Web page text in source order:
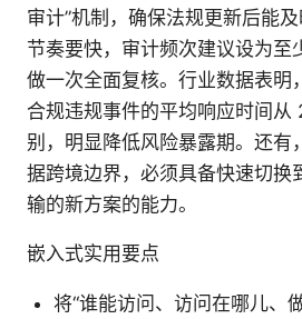
审计”机制，确保法规更新后能
节奏要快，审计频次建议设为至
做一次全面复核。行业数据表明
合规违规事件的平均响应时间从
别，明显降低风险暴露期。还有
据跨境边界，必须具备快速切换
输的新方案的能力。
嵌入式实用要点
将“谁能访问、访问在哪儿、